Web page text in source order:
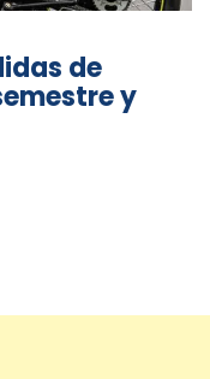
de
y